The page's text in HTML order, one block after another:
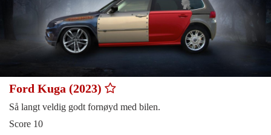
Ford Kuga (2023)
Så langt veldig godt fornøyd med bilen.
Score 10